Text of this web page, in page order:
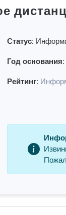
Статус:
Год основания:
Рейтинг: